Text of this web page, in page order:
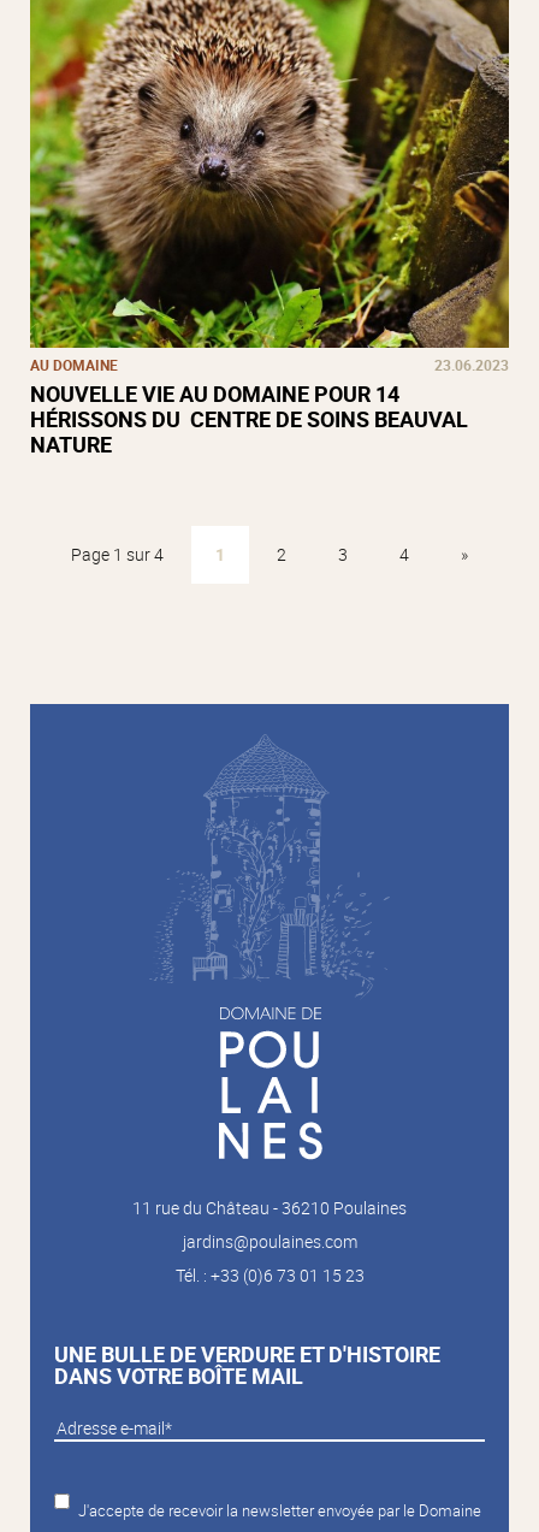
AU DOMAINE 23.06.2023
NOUVELLE VIE AU DOMAINE POUR 14
HÉRISSONS DU CENTRE DE SOINS BEAUVAL
NATURE
Page 1 sur 4 1 2 3 4 »
11 rue du Château - 36210 Poulaines
jardins@poulaines.com
Tél. : +33 (0)6 73 01 15 23
UNE BULLE DE VERDURE ET D'HISTOIRE
DANS VOTRE BOÎTE MAIL
J'accepte de recevoir la newsletter envoyée par le Domaine